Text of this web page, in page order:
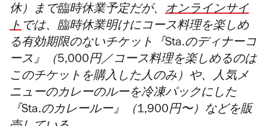
休）まで臨時休業予定だが、 オンラインサイ
ト では、臨時休業明けにコース料理を楽しめ
る有効期限のないチケット『Sta.のディナーコ
ース』（5,000円／コース料理を楽しめるのは
このチケットを購入した人のみ）や、人気メ
ニューのカレーのルーを冷凍パックにした
『Sta.のカレールー』（1,900円〜）などを販